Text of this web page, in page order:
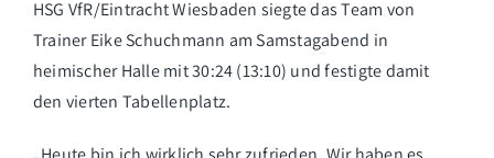
HSG VfR/Eintracht Wiesbaden siegte das Team von
Trainer Eike Schuchmann am Samstagabend in
heimischer Halle mit 30:24 (13:10) und festigte damit
den vierten Tabellenplatz.